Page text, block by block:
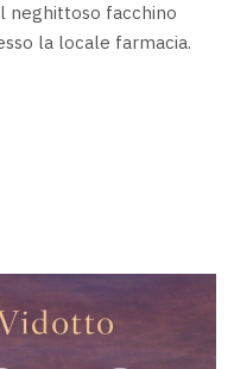
neghittoso facchino
la locale farmacia.